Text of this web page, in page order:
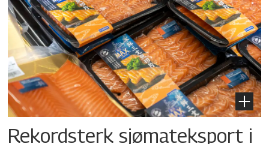
Rekordsterk sjømateksport i